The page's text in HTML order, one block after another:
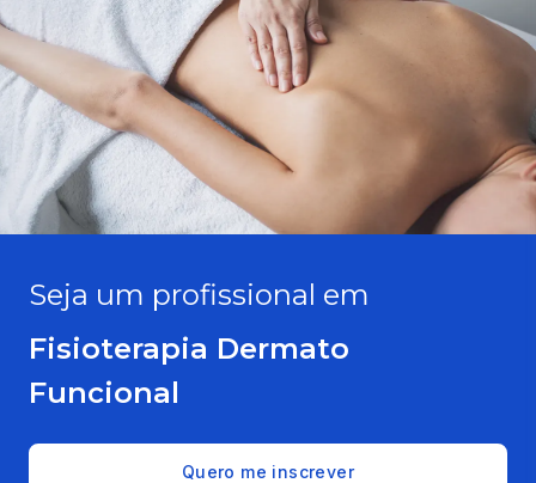
Seja um profissional em
Fisioterapia Dermato
Funcional
Quero me inscrever